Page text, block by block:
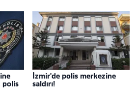
polis
İzmir'de polis merkezine
saldırı!